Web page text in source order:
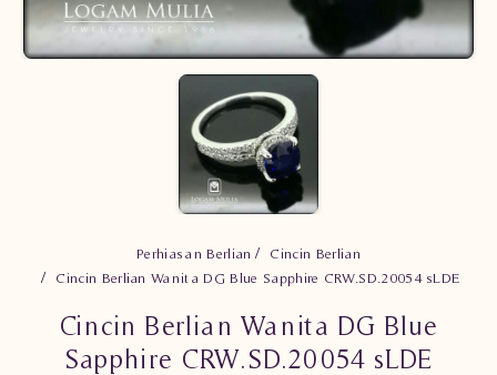
Perhiasan Berlian
Cincin Berlian
Cincin Berlian Wanita DG Blue Sapphire CRW.SD.20054 sLDE
Cincin Berlian Wanita DG Blue
Sapphire CRW.SD.20054 sLDE